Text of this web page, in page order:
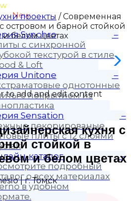
2New
Synchro
–
с синхронной
текстурой в стиле
& Loft
Unitone
–
однотонные
с покрытием из
Sensation
–
декорированые
плиты с 12 слоями
каталог
–
подробный
о всех материалах
в удобном
проекты / Современная
островом и барной стойкой
белом цветах
to add and edit content
кухня с
стойкой в
и белом цветах
| г. Томск